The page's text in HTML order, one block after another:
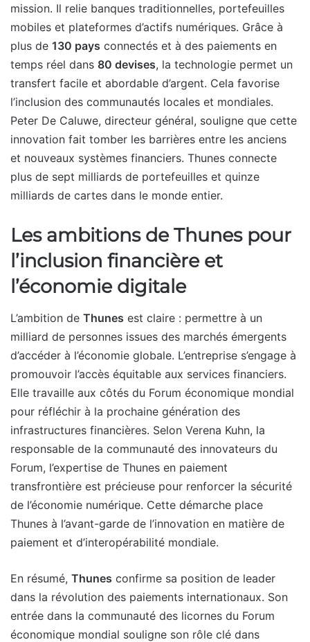
mission. Il relie banques traditionnelles, portefeuilles
mobiles et plateformes d’actifs numériques. Grâce à
plus de 130 pays connectés et à des paiements en
temps réel dans 80 devises, la technologie permet un
transfert facile et abordable d’argent. Cela favorise
l’inclusion des communautés locales et mondiales.
Peter De Caluwe, directeur général, souligne que cette
innovation fait tomber les barrières entre les anciens
et nouveaux systèmes financiers. Thunes connecte
plus de sept milliards de portefeuilles et quinze
milliards de cartes dans le monde entier.
Les ambitions de Thunes pour
l’inclusion financière et
l’économie digitale
L’ambition de Thunes est claire : permettre à un
milliard de personnes issues des marchés émergents
d’accéder à l’économie globale. L’entreprise s’engage à
promouvoir l’accès équitable aux services financiers.
Elle travaille aux côtés du Forum économique mondial
pour réfléchir à la prochaine génération des
infrastructures financières. Selon Verena Kuhn, la
responsable de la communauté des innovateurs du
Forum, l’expertise de Thunes en paiement
transfrontière est précieuse pour renforcer la sécurité
de l’économie numérique. Cette démarche place
Thunes à l’avant-garde de l’innovation en matière de
paiement et d’interopérabilité mondiale.
En résumé, Thunes confirme sa position de leader
dans la révolution des paiements internationaux. Son
entrée dans la communauté des licornes du Forum
économique mondial souligne son rôle clé dans